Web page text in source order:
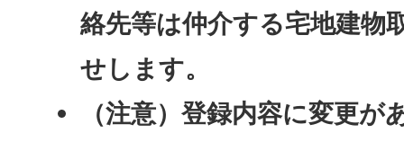
絡先等は仲介する宅地建物
せします。
（注意）登録内容に変更